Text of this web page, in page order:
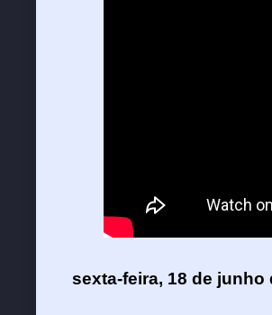
sexta-feira, 18 de junho